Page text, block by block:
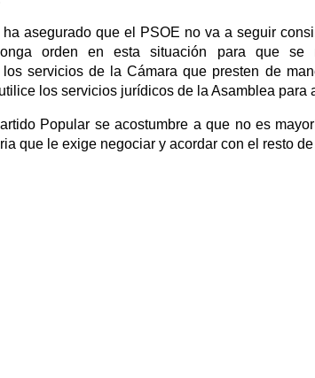
asegurado que el PSOE no va a seguir
orden en esta situación para que se
servicios de la Cámara que presten de
los servicios jurídicos de la Asamblea para
Popular se acostumbre a que no es
que le exige negociar y acordar con el resto